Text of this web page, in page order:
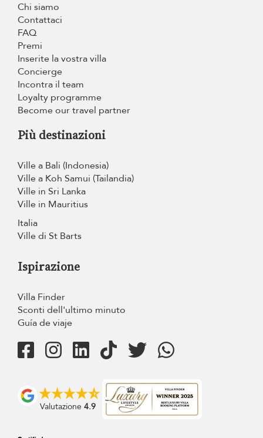
Chi siamo
Contattaci
FAQ
Premi
Inserite la vostra villa
Concierge
Incontra il team
Loyalty programme
Become our travel partner
Più destinazioni
Ville a Bali (Indonesia)
Ville a Koh Samui (Tailandia)
Ville in Sri Lanka
Ville in Mauritius
Italia
Ville di St Barts
Ispirazione
Villa Finder
Sconti dell'ultimo minuto
Guía de viaje
Valutazione 4.9